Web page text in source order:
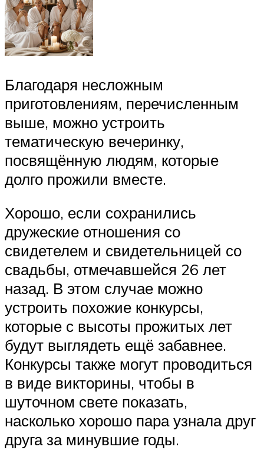
Благодаря несложным
приготовлениям, перечисленным
выше, можно устроить
тематическую вечеринку,
посвящённую людям, которые
долго прожили вместе.
Хорошо, если сохранились
дружеские отношения со
свидетелем и свидетельницей со
свадьбы, отмечавшейся 26 лет
назад. В этом случае можно
устроить похожие конкурсы,
которые с высоты прожитых лет
будут выглядеть ещё забавнее.
Конкурсы также могут проводиться
в виде викторины, чтобы в
шуточном свете показать,
насколько хорошо пара узнала друг
друга за минувшие годы.